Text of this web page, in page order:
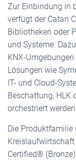
Zur Einbindung in
verfügt der Catan
Bibliotheken oder
und Systeme.
KNX-
Lösungen wie
IT- und Cloud-
Beschattung, HLK
orchestriert
Die Produktfamilie
Certified®